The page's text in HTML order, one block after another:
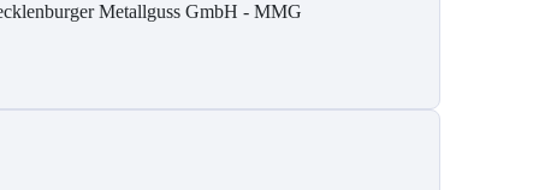
Metallguss GmbH - MMG